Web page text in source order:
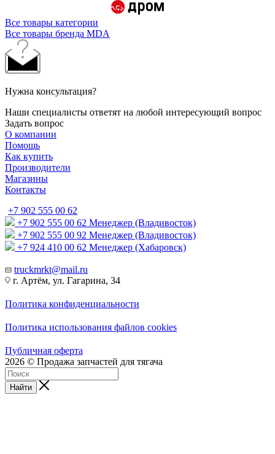
Все товары категории
Все товары бренда MDA
Нужна консультация?
Наши специалисты ответят на любой интересующий вопрос
Задать вопрос
О компании
Помощь
Как купить
Производители
Магазины
Контакты
+7 902 555 00 62
+7 902 555 00 62 Менеджер (Владивосток)
+7 902 555 00 92 Менеджер (Владивосток)
+7 924 410 00 62 Менеджер (Хабаровск)
truckmrkt@mail.ru
г. Артём, ул. Гагарина, 34
Политика конфиденциальности
Политика использования файлов cookies
Публичная оферта
2026 © Продажа запчастей для тягача
Найти